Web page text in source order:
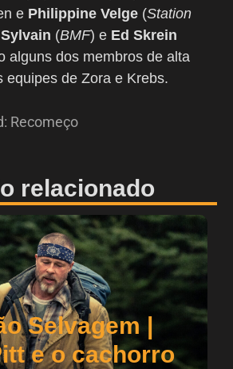
e Philippine Velge (Station
(BMF) e Ed Skrein
alguns dos membros de alta
equipes de Zora e Krebs.
Recomeço
relacionado
Selvagem |
e o cachorro